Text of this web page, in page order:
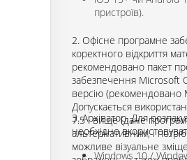
пристроїв).
2. Офісне програмне
коректного відкриття
рекомендовано пакет
забезпечення Microsoft
версію (рекомендовано
Допускається
7.5 і вище (дане
альтернативним, і
можливе візуальне
3. Архіватор. Для
необхідно
Windows 10 /